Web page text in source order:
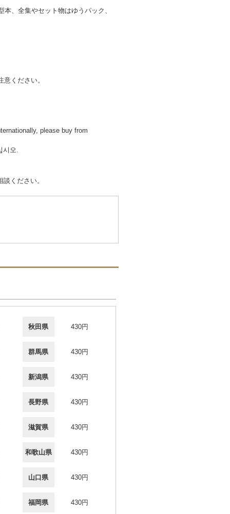
、全集やセット物はゆうパック、
ください。
please buy from
오.
ください。
秋田県 430円
群馬県 430円
新潟県 430円
長野県 430円
滋賀県 430円
和歌山県 430円
山口県 430円
福岡県 430円